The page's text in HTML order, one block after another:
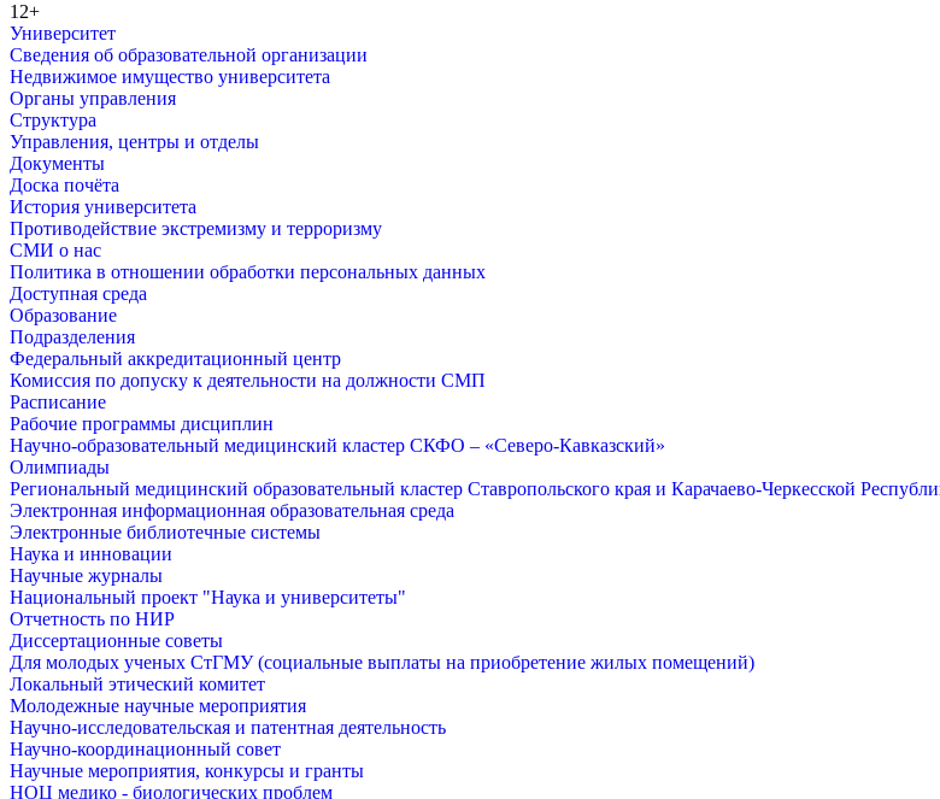
12+
Университет
Сведения об образовательной организации
Недвижимое имущество университета
Органы управления
Структура
Управления, центры и отделы
Документы
Доска почёта
История университета
Противодействие экстремизму и терроризму
СМИ о нас
Политика в отношении обработки персональных данных
Доступная среда
Образование
Подразделения
Федеральный аккредитационный центр
Комиссия по допуску к деятельности на должности СМП
Расписание
Рабочие программы дисциплин
Научно-образовательный медицинский кластер СКФО – «Северо-Кавказский»
Олимпиады
Региональный медицинский образовательный кластер Ставропольского края и Карачаево-Черкесской
Электронная информационная образовательная среда
Электронные библиотечные системы
Наука и инновации
Научные журналы
Национальный проект "Наука и университеты"
Отчетность по НИР
Диссертационные советы
Для молодых ученых СтГМУ (социальные выплаты на приобретение жилых помещений)
Локальный этический комитет
Молодежные научные мероприятия
Научно-исследовательская и патентная деятельность
Научно-координационный совет
Научные мероприятия, конкурсы и гранты
НОЦ медико - биологических проблем